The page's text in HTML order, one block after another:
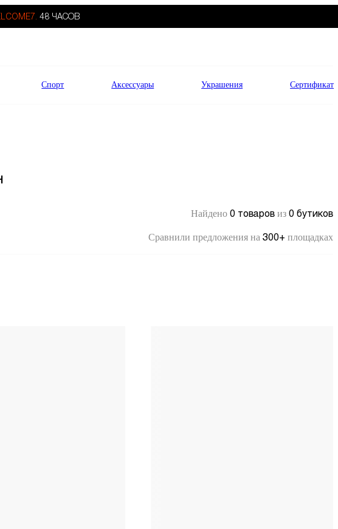
48 ЧАСОВ
Спорт Аксессуары Украшения Сертификат
Найдено 0 товаров из 0 бутиков
Сравнили предложения на 300+ площадках